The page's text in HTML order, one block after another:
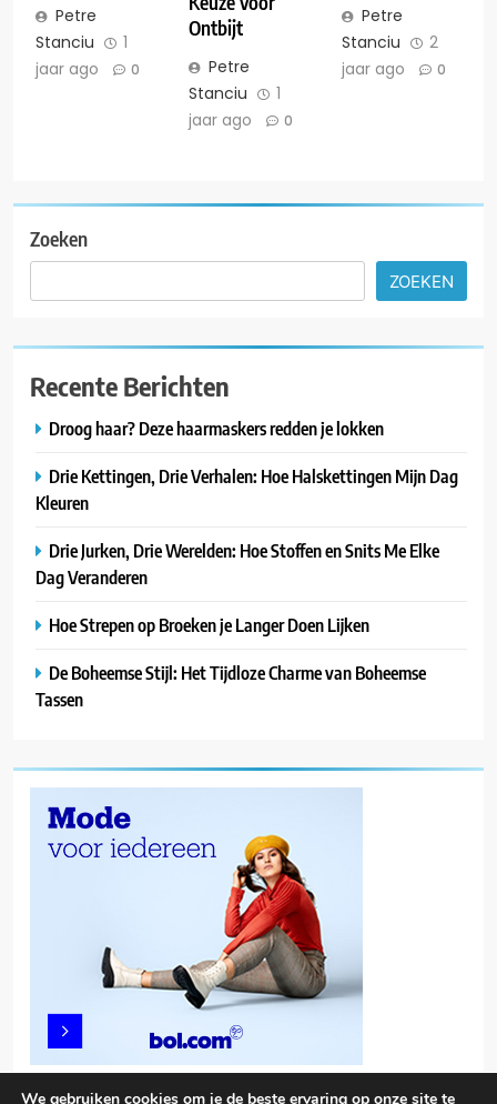
Petre
Stanciu
1
jaar ago
0
Ontbijt
Petre
Stanciu
1
jaar ago
0
Petre
Stanciu
2
jaar ago
0
Zoeken
ZOEKEN
Recente Berichten
Droog haar? Deze haarmaskers redden je lokken
Drie Kettingen, Drie Verhalen: Hoe Halskettingen Mijn Dag
Kleuren
Drie Jurken, Drie Werelden: Hoe Stoffen en Snits Me Elke
Dag Veranderen
Hoe Strepen op Broeken je Langer Doen Lijken
De Boheemse Stijl: Het Tijdloze Charme van Boheemse
Tassen
We gebruiken cookies om je de beste ervaring op onze site te